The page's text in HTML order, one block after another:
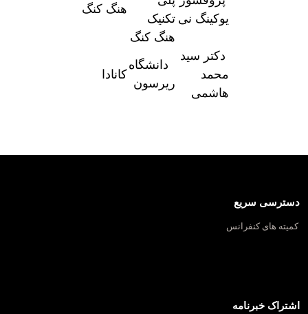
یوکینگ نی تکنیک
هنگ کنگ
هنگ کنگ
دکتر سید
محمد
هاشمی
دانشگاه
ریرسون
کانادا
دسترسی سریع
کمیته های کنفرانس
اشتراک خبرنامه